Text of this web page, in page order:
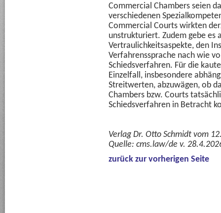
Commercial Chambers seien
verschiedenen
Commercial Courts wirkten
unstrukturiert. Zudem gebe es
Vertraulichkeitsaspekte, den
Verfahrenssprache nach wie
Schiedsverfahren. Für die
Einzelfall, insbesondere
Streitwerten, abzuwägen, ob
Chambers bzw. Courts
Schiedsverfahren in Betracht
Verlag Dr. Otto Schmidt vom
Quelle: cms.law/de v.
zurück zur vorherigen Seite